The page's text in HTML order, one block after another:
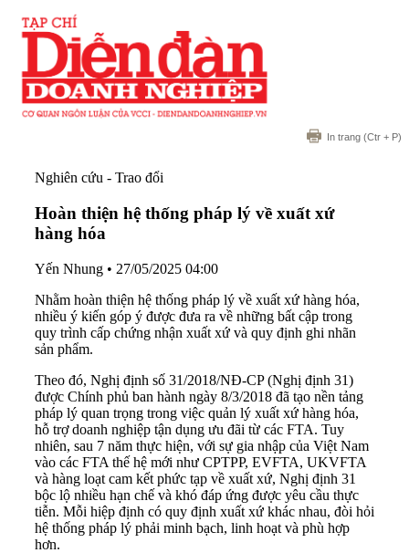
In trang (Ctr + P)
Nghiên cứu - Trao đổi
Hoàn thiện hệ thống pháp lý về xuất xứ
hàng hóa
Yến Nhung • 27/05/2025 04:00
Nhằm hoàn thiện hệ thống pháp lý về xuất xứ hàng hóa,
nhiều ý kiến góp ý được đưa ra về những bất cập trong
quy trình cấp chứng nhận xuất xứ và quy định ghi nhãn
sản phẩm.
Theo đó, Nghị định số 31/2018/NĐ-CP (Nghị định 31)
được Chính phủ ban hành ngày 8/3/2018 đã tạo nền tảng
pháp lý quan trọng trong việc quản lý xuất xứ hàng hóa,
hỗ trợ doanh nghiệp tận dụng ưu đãi từ các FTA. Tuy
nhiên, sau 7 năm thực hiện, với sự gia nhập của Việt Nam
vào các FTA thế hệ mới như CPTPP, EVFTA, UKVFTA
và hàng loạt cam kết phức tạp về xuất xứ, Nghị định 31
bộc lộ nhiều hạn chế và khó đáp ứng được yêu cầu thực
tiễn. Mỗi hiệp định có quy định xuất xứ khác nhau, đòi hỏi
hệ thống pháp lý phải minh bạch, linh hoạt và phù hợp
hơn.